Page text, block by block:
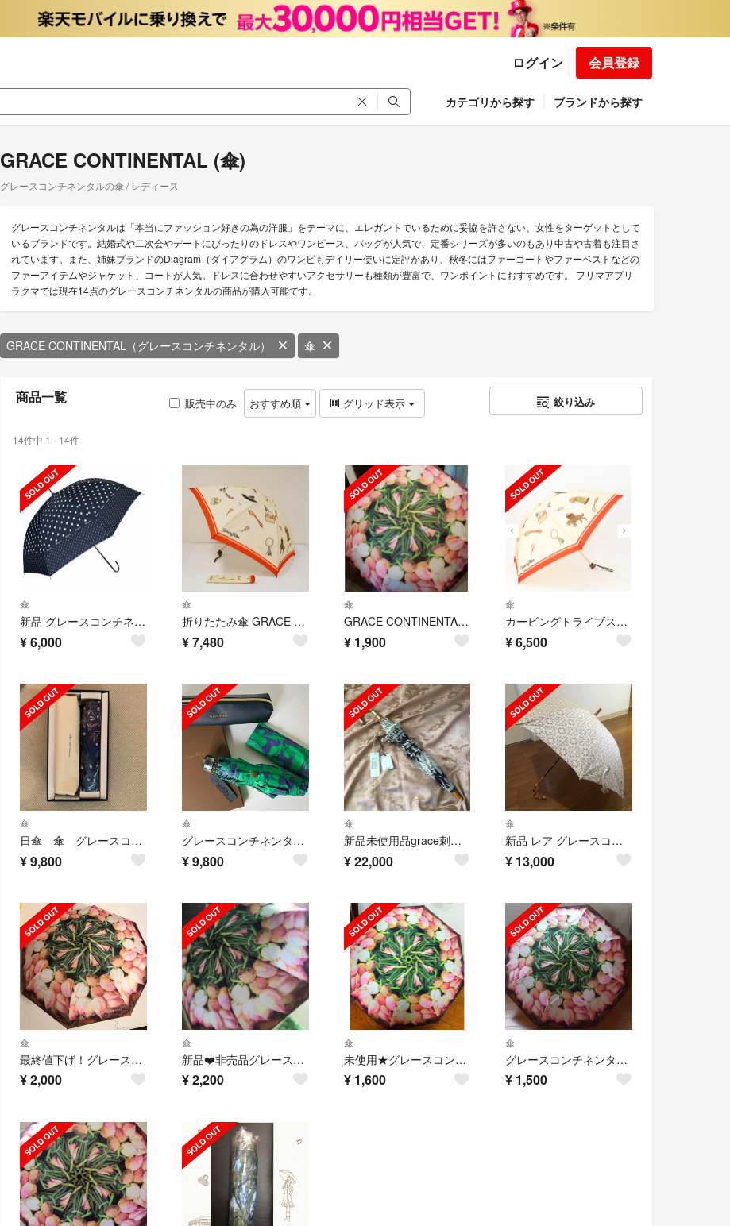
ログイン 会員登録
カテゴリから探す ブランドから探す
GRACE CONTINENTAL (傘)
グレースコンチネンタルの傘 / レディース
グレースコンチネンタルは「本当にファッション好きの為の洋服」をテーマに、エレガントでいるために妥協を許さない、女性をターゲットとして
いるブランドです。結婚式や二次会やデートにぴったりのドレスやワンピース、バッグが人気で、定番シリーズが多いのもあり中古や古着も注目さ
れています。また、姉妹ブランドのDiagram（ダイアグラム）のワンピもデイリー使いに定評があり、秋冬にはファーコートやファーベストなどの
ファーアイテムやジャケット、コートが人気。ドレスに合わせやすいアクセサリーも種類が豊富で、ワンポイントにおすすめです。 フリマアプリ
ラクマでは現在14点のグレースコンチネンタルの商品が購入可能です。
GRACE CONTINENTAL（グレースコンチネンタル） 傘
商品一覧 販売中のみ おすすめ順 グリッド表示 絞り込み
14件中 1 - 14件
傘
新品 グレースコンチネンタル 水玉 ドット 雨晴兼用 アンブレラ 傘
¥6,000
傘
折りたたみ傘 GRACE CONTINENTAL グレースコンチネンタル USED美品 晴雨兼用 ベージュ 50cm FS9476
¥7,480
傘
GRACE CONTINENTALノベルティ折り畳み傘
¥ 1,900
傘
カービングトライブス Maestra Umbrella 晴雨兼用折り畳み傘
¥6,500
傘
日傘 傘 グレースコンチネンタル ノベルティー
¥9,800
傘
グレースコンチネンタル ノベルティ ホース柄 傘
¥9,800
傘
新品未使用品grace刺繍日傘
¥22,000
傘
新品 レア グレースコンチネンタル 日傘
¥ 13,000
傘
最終値下げ！グレースコンチネンタル 折りたたみ傘
¥2,000
傘
新品❤️非売品グレースコンチネンタル傘
¥2,200
傘
未使用★グレースコンチネンタル折り畳み傘
¥ 1,600
傘
グレースコンチネンタル折りたたみ傘
¥ 1,500